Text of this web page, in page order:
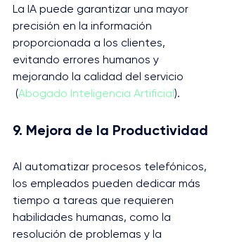
La IA puede garantizar una mayor
precisión en la información
proporcionada a los clientes,
evitando errores humanos y
mejorando la calidad del servicio​
(Abogado Inteligencia Artificial)​.
9. Mejora de la Productividad
Al automatizar procesos telefónicos,
los empleados pueden dedicar más
tiempo a tareas que requieren
habilidades humanas, como la
resolución de problemas y la